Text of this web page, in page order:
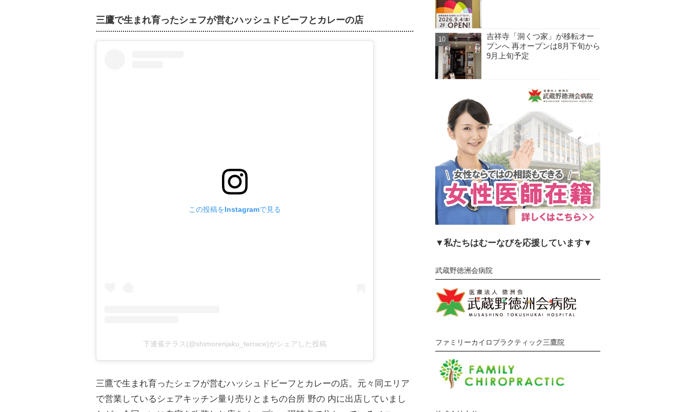
三鷹で生まれ育ったシェフが営むハッシュドビーフとカレーの店
この投稿をInstagramで見る
下連雀テラス(@shimorenjaku_terrace)がシェアした投稿
三鷹で生まれ育ったシェフが営むハッシュドビーフとカレーの店。元々同エリア
で営業しているシェアキッチン量り売りとまちの台所 野の 内に出店していまし
吉祥寺「洞くつ家」が移転オー
プンへ 再オープンは8月下旬から
9月上旬予定
▼私たちはむーなびを応援しています▼
武蔵野徳洲会病院
ファミリーカイロプラクティック三鷹院